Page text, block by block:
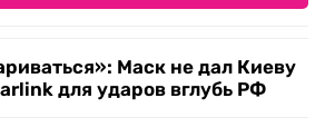
Маск не дал Киеву
для ударов вглубь РФ